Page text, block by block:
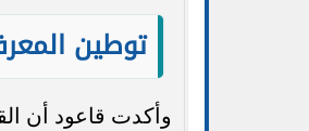
توطين
وأكدت قاعود أن